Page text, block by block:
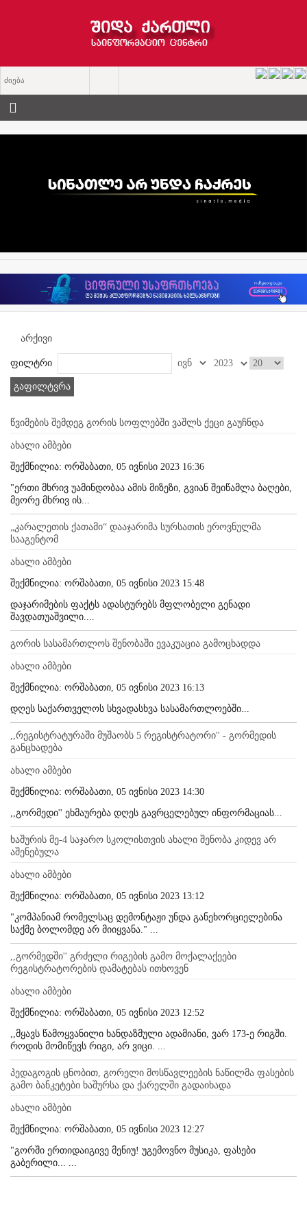
არქივი
ფილტრი
გაფილტვრა
წვიმების შემდეგ გორის სოფლებში ვაშლს ქეცი გაუჩნდა
ახალი ამბები
შექმნილია: ორშაბათი, 05 ივნისი 2023 16:36
"ერთი მხრივ უამინდობაა ამის მიზეზი, გვიან შეიწამლა ბაღები,
მეორე მხრივ ის...
„კარალეთის ქათამი“ დააჯარიმა სურსათის ეროვნულმა
სააგენტომ
ახალი ამბები
შექმნილია: ორშაბათი, 05 ივნისი 2023 15:48
დაჯარიმების ფაქტს ადასტურებს მფლობელი გენადი
შავდათუაშვილი....
გორის სასამართლოს შენობაში ევაკუაცია გამოცხადდა
ახალი ამბები
შექმნილია: ორშაბათი, 05 ივნისი 2023 16:13
დღეს საქართველოს სხვადასხვა სასამართლოებში...
,,რეგისტრატურაში მუშაობს 5 რეგისტრატორი'' - გორმედის
განცხადება
ახალი ამბები
შექმნილია: ორშაბათი, 05 ივნისი 2023 14:30
,,გორმედი'' ეხმაურება დღეს გავრცელებულ ინფორმაციას...
ხაშურის მე-4 საჯარო სკოლისთვის ახალი შენობა კიდევ არ
აშენებულა
ახალი ამბები
შექმნილია: ორშაბათი, 05 ივნისი 2023 13:12
"კომპანიამ რომელსაც დემონტაჟი უნდა განეხორციელებინა
საქმე ბოლომდე არ მიიყვანა." ...
,,გორმედში'' გრძელი რიგების გამო მოქალაქეები
რეგისტრატორების დამატებას ითხოვენ
ახალი ამბები
შექმნილია: ორშაბათი, 05 ივნისი 2023 12:52
,,მყავს წამოყვანილი ხანდაზმული ადამიანი, ვარ 173-ე რიგში.
როდის მომიწევს რიგი, არ ვიცი. ...
პედაგოგის ცნობით, გორელი მოსწავლეების ნაწილმა ფასების
გამო ბანკეტები ხაშურსა და ქარელში გადაიხადა
ახალი ამბები
შექმნილია: ორშაბათი, 05 ივნისი 2023 12:27
"გორში ერთიდაიგივე მენიუ! უგემოვნო მუსიკა, ფასები
გაბერილი... ...